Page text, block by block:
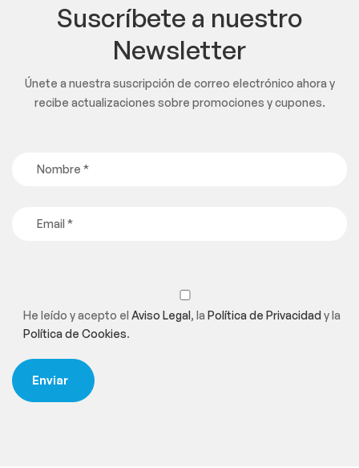
Suscríbete a nuestro
Newsletter
Únete a nuestra suscripción de correo electrónico ahora y
recibe actualizaciones sobre promociones y cupones.
He leído y acepto el Aviso Legal, la Política de Privacidady la
Política de Cookies.